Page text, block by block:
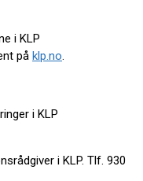
i KLP
på klp.no.
i KLP
i KLP. Tlf. 930